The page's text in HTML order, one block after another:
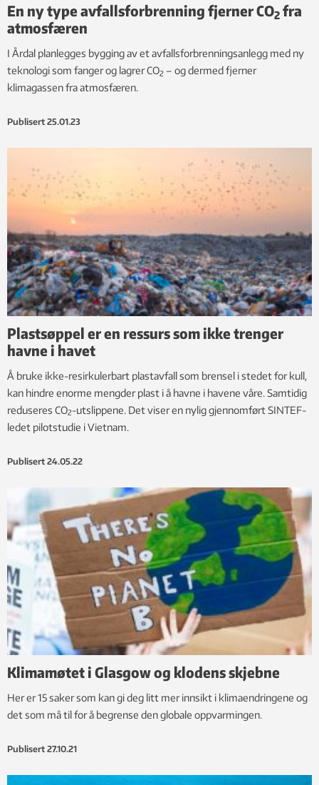
En ny type avfallsforbrenning fjerner CO2 fra
atmosfæren
I Årdal planlegges bygging av et avfallsforbrenningsanlegg med ny
teknologi som fanger og lagrer CO2 – og dermed fjerner
klimagassen fra atmosfæren.
Publisert 25.01.23
Plastsøppel er en ressurs som ikke trenger
havne i havet
Å bruke ikke-resirkulerbart plastavfall som brensel i stedet for kull,
kan hindre enorme mengder plast i å havne i havene våre. Samtidig
reduseres CO2-utslippene. Det viser en nylig gjennomført SINTEF-
ledet pilotstudie i Vietnam.
Publisert 24.05.22
Klimamøtet i Glasgow og klodens skjebne
Her er 15 saker som kan gi deg litt mer innsikt i klimaendringene og
det som må til for å begrense den globale oppvarmingen.
Publisert 27.10.21